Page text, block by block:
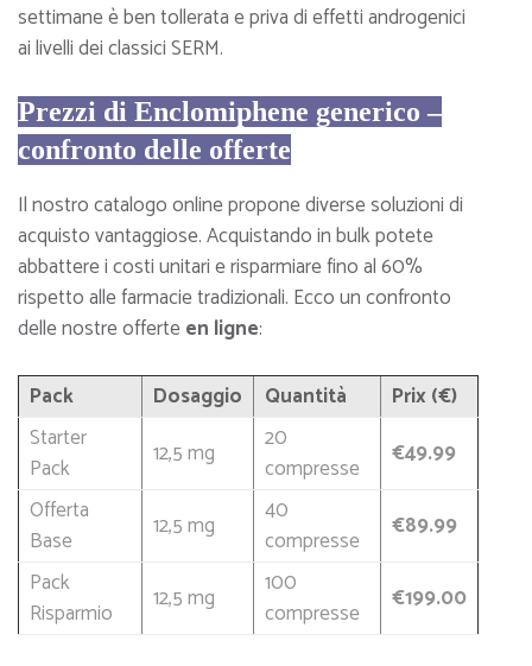
settimane è ben tollerata e priva di effetti androgenici
ai livelli dei classici SERM.
Prezzi di Enclomiphene generico –
confronto delle offerte
Il nostro catalogo online propone diverse soluzioni di
acquisto vantaggiose. Acquistando in bulk potete
abbattere i costi unitari e risparmiare fino al 60%
rispetto alle farmacie tradizionali. Ecco un confronto
delle nostre offerteen ligne:
Pack Dosaggio Quantità
Prix (€)
Starter
Pack
12,5 mg
20
compresse
€49.99
Offerta
Base
12,5 mg
40
compresse
€89.99
Pack
Risparmio
12,5 mg
100
compresse
€199.00